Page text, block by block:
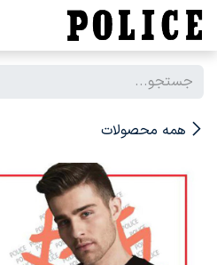
صرف نظر و مشاهده محتوا
همه محصولات